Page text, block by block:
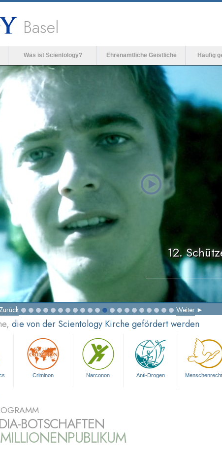
Basel
Was ist Scientology? Ehrenamtliche Geistliche Häufig
12.
Zurück Weiter
die von der Scientology Kirche gefördert werden
Criminon Narconon Anti-Drogen
BOTSCHAFTEN